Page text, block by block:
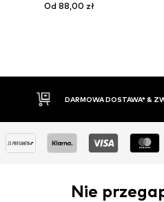
Od 88,00 zł
DARMOWA DOSTAWA* &
Nie